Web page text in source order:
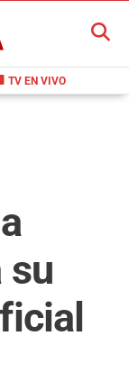
TV EN VIVO
BUSCAR
su